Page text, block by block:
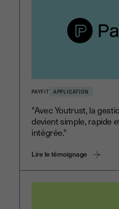
PAYFIT APPLICATION
"Avec Youtrust, la
devient simple, rapide
intégrée."
Lire le témoignage